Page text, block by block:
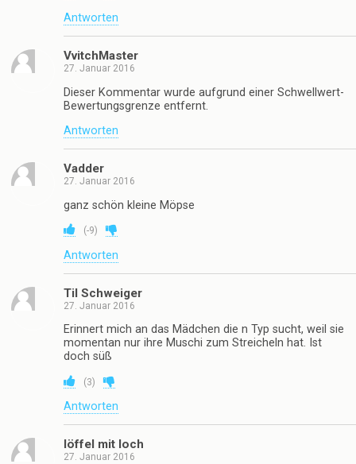
Antworten
VvitchMaster
27. Januar 2016
Dieser Kommentar wurde aufgrund einer Schwellwert-
Bewertungsgrenze entfernt.
Antworten
Vadder
27. Januar 2016
ganz schön kleine Möpse
(-9)
Antworten
Til Schweiger
27. Januar 2016
Erinnert mich an das Mädchen die n Typ sucht, weil sie
momentan nur ihre Muschi zum Streicheln hat. Ist
doch süß
(3)
Antworten
löffel mit loch
27. Januar 2016